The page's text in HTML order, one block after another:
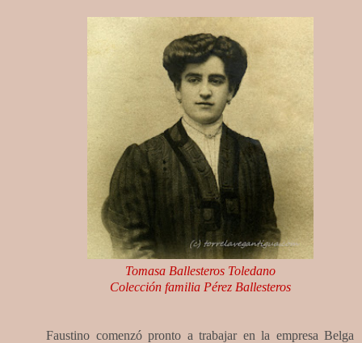
Tomasa Ballesteros Toledano
Colección familia Pérez Ballesteros
Faustino comenzó pronto a trabajar en la empresa Belga